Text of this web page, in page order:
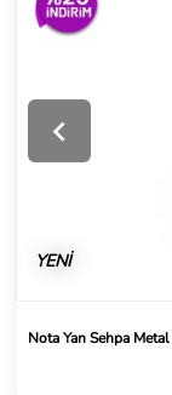
YENİ
Nota Yan Sehpa Metal